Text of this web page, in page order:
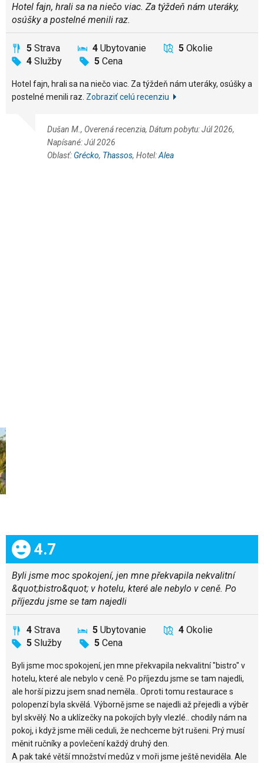
Hotel fajn, hrali sa na niečo viac. Za týždeň nám uteráky,
osúšky a postelné menili raz.
5 Strava 4 Ubytovanie 5 Okolie
4 Služby 5 Cena
Hotel fajn, hrali sa na niečo viac. Za týždeň nám uteráky, osúšky a
postelné menili raz. Zobraziť celú recenziu
Dušan M., Overená recenzia, Dátum pobytu: Júl 2026,
Napísané: Júl 2026
Oblasť: Grécko, Thassos, Hotel:Alea
Celkom:
4.7
Byli jsme moc spokojení, jen mne překvapila nekvalitní
&quot;bistro&quot; v hotelu, které ale nebylo v ceně. Po
příjezdu jsme se tam najedli
4 Strava 5 Ubytovanie 4 Okolie
5 Služby 5 Cena
Byli jsme moc spokojení, jen mne překvapila nekvalitní "bistro" v
hotelu, které ale nebylo v ceně. Po příjezdu jsme se tam najedli,
ale horší pizzu jsem snad neměla.. Oproti tomu restaurace s
polopenzí byla skvělá. Výborně jsme se najedli až přejedli a výběr
byl skvělý. No a uklízečky na pokojích byly vlezlé.. chodily nám na
pokoj, i když jsme měli ceduli, že nechceme být rušeni. Prý musí
měnit ručníky a povlečení každý druhý den.
A pak také větší množství medůz v moři jsme ještě neviděla. Ale